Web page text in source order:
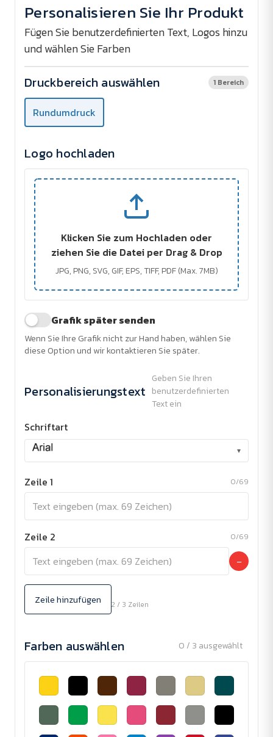
Personalisieren Sie Ihr Produkt
Fügen Sie benutzerdefinierten Text, Logos hinzu
und wählen Sie Farben
Druckbereich auswählen 1 Bereich
Rundumdruck
Logo hochladen
Klicken Sie zum Hochladen oder
ziehen Sie die Datei per Drag & Drop
JPG, PNG, SVG, GIF, EPS, TIFF, PDF (Max. 7MB)
Grafik später senden
Wenn Sie Ihre Grafik nicht zur Hand haben, wählen Sie
diese Option und wir kontaktieren Sie später.
Personalisierungstext
Geben Sie Ihren
benutzerdefinierten
Text ein
Schriftart
▾
Zeile 1 0/69
Zeile 2 0/69
−
Zeile hinzufügen 2 / 3 Zeilen
Farben auswählen 0 / 3 ausgewählt